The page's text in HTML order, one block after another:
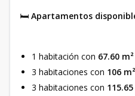
🛏️ Apartamentos
1 habitación con 67.60 m²
3 habitaciones con 106 m²
3 habitaciones con